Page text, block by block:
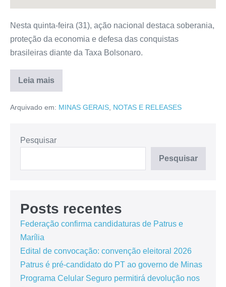
Nesta quinta-feira (31), ação nacional destaca soberania,
proteção da economia e defesa das conquistas
brasileiras diante da Taxa Bolsonaro.
Leia mais
Arquivado em: MINAS GERAIS, NOTAS E RELEASES
Pesquisar
Pesquisar
Posts recentes
Federação confirma candidaturas de Patrus e
Marília
Edital de convocação: convenção eleitoral 2026
Patrus é pré-candidato do PT ao governo de Minas
Programa Celular Seguro permitirá devolução nos